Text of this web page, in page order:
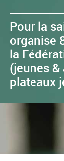
Pour la
organise
la
(jeunes
plateaux